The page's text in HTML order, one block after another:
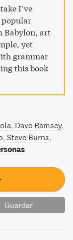
en su mente,
rico Padre
relación
de manera
financiero# que
en el principio
dan mejores
I’ve
popular
Babylon, art
yet
grammar
this book
Dave Ramsey
Steve Burns
Guardar